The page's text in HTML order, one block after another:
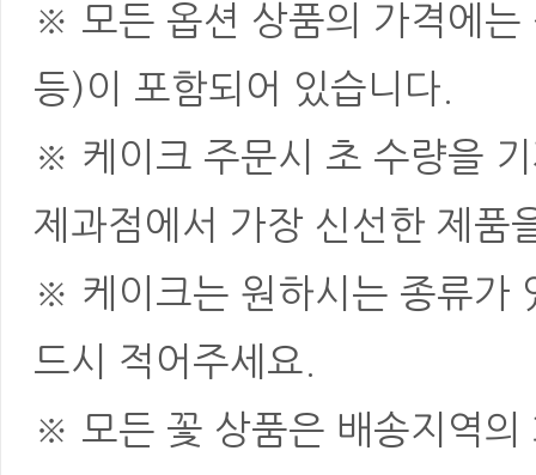
※ 모든 옵션 상품의 가격에는
등)이 포함되어 있습니다.
※ 케이크 주문시 초 수량을
제과점에서 가장 신선한 제품
※ 케이크는 원하시는 종류가
드시 적어주세요.
※ 모든 꽃 상품은 배송지역의